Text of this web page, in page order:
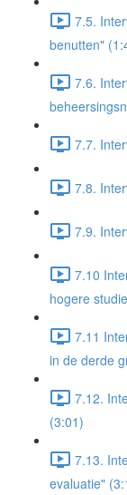
7.5.
benutten"
7.6.
7.7.
7.8.
7.9.
7.10
hogere
7.11
in de derde
7.12.
(3:01)
7.13.
evaluatie"